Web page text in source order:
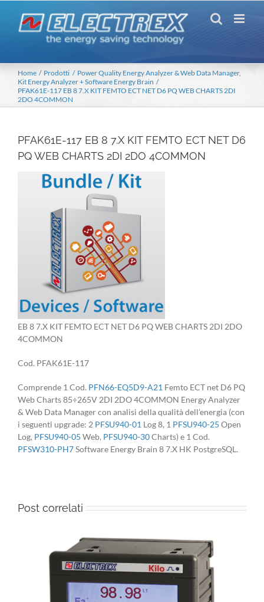
contenuto
Home Prodotti
Power Quality Energy Analyzer & Web Data Manager
Kit Energy Analyzer + Software Energy Brain
PFAK61E-117 EB 8 7.X KIT FEMTO ECT NET D6 PQ WEB CHARTS 2DI
2DO 4COMMON
PFAK61E-117 EB 8 7.X KIT FEMTO ECT NET D6
PQ WEB CHARTS 2DI 2DO 4COMMON
EB 8 7.X KIT FEMTO ECT NET D6 PQ WEB CHARTS 2DI 2DO
4COMMON
Cod. PFAK61E-117
Comprende 1 Cod. PFN66-EQ5D9-A21 Femto ECT net D6 PQ
Web Charts 85÷265V 2DI 2DO 4COMMON Energy Analyzer
& Web Data Manager con analisi della qualità dell’energia (con
i seguenti upgrade: 2 PFSU940-01 Log 8, 1 PFSU940-25 Open
Log, PFSU940-05 Web, PFSU940-30Charts) e 1 Cod.
PFSW310-PH7Software Energy Brain 8 7.X HK PostgreSQL.
Post correlati